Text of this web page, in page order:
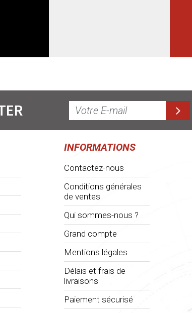
INFORMATIONS
Contactez-nous
Conditions générales
de ventes
Qui sommes-nous ?
Grand compte
Mentions légales
Délais et frais de
livraisons
Paiement sécurisé